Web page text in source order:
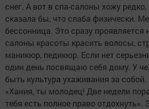
снег. А вот в спа-салоны хожу
сказала бы, что слаба физически.
бессонница. Это сразу проявляется
салоны красоты красить волосы,
маникюр, педикюр. Если нет
один день посвящаю себя дому. У
быть культура ухаживания за
«Хания, ты молодец! Две недели
тебя есть полное право отдохнуть».